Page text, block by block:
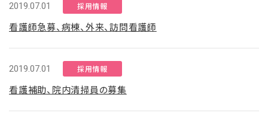
2019.07.01 採用情報
看護師急募、病棟、外来、訪問看護師
2019.07.01 採用情報
看護補助、院内清掃員の募集